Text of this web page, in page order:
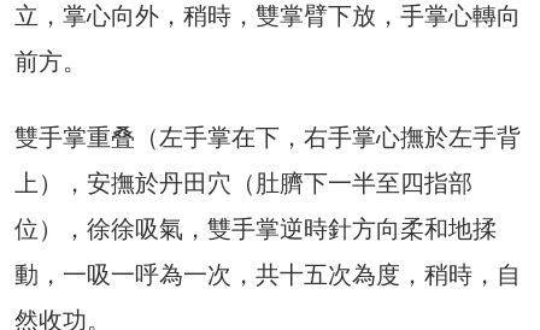
立，掌心向外，稍時，雙掌臂下放，手掌心轉向
前方。
雙手掌重叠（左手掌在下，右手掌心撫於左手背
上），安撫於丹田穴（肚臍下一半至四指部
位），徐徐吸氣，雙手掌逆時針方向柔和地揉
動，一吸一呼為一次，共十五次為度，稍時，自
然收功。